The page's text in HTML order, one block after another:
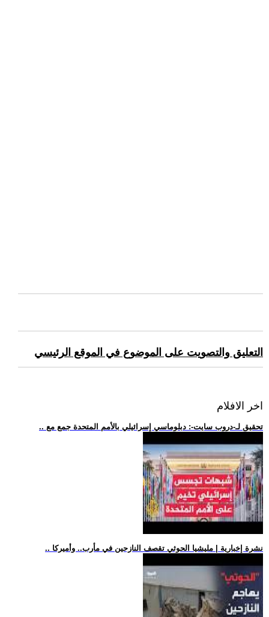
التعليق والتصويت على الموضوع في الموقع الرئيسي
اخر الافلام
.. تحقيق لـ-دروب سايت-: دبلوماسي إسرائيلي بالأمم المتحدة جمع مع
.. نشرة إخبارية | مليشيا الحوثي تقصف النازحين في مأرب.. وأميركا